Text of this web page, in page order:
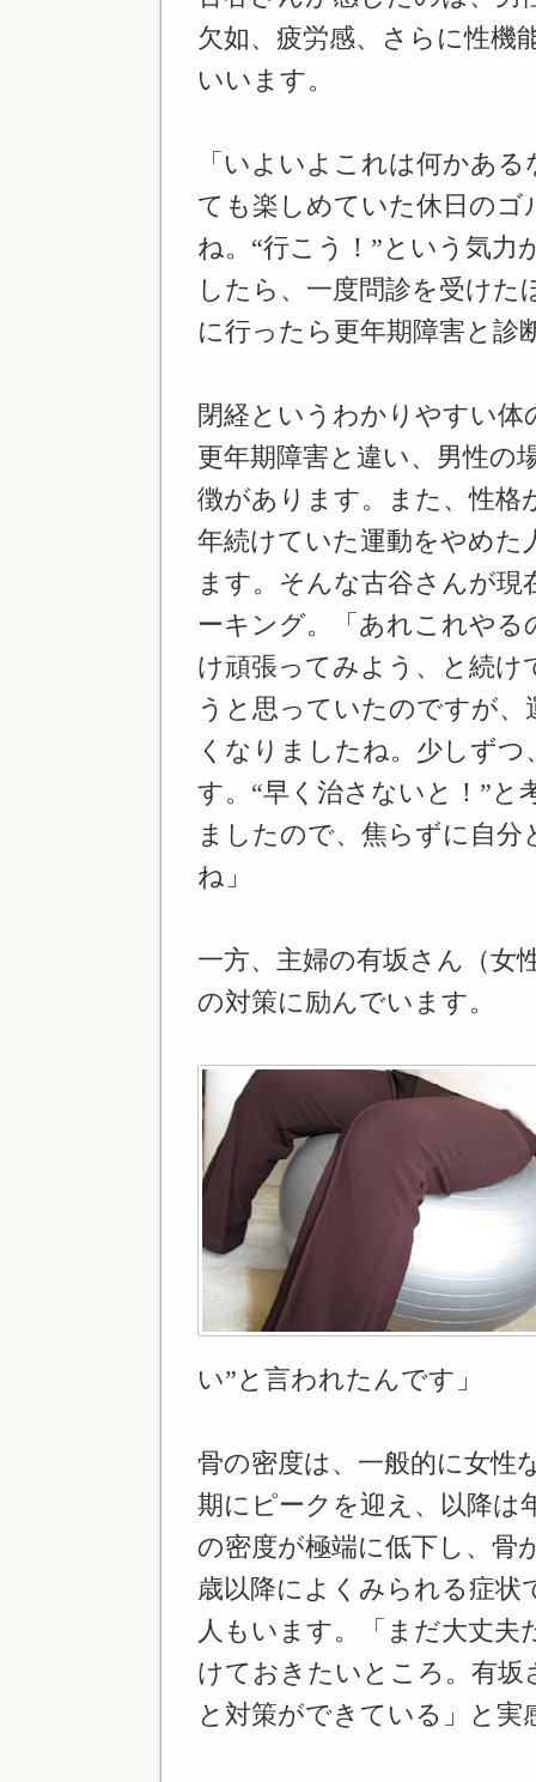
欠如、疲労感、さらに性機
いいます。
「いよいよこれは何かあ
ても楽しめていた休日の
ね。“行こう！”という気
したら、一度問診を受け
に行ったら更年期障害と診
閉経というわかりやすい
更年期障害と違い、男性の
徴があります。また、性格
年続けていた運動をやめ
ます。そんな古谷さんが
ーキング。「あれこれや
け頑張ってみよう、と続
うと思っていたのですが
くなりましたね。少しず
す。“早く治さないと！”と
ましたので、焦らずに自
ね」
一方、主婦の有坂さん（女
の対策に励んでいます。
い”と言われたんです」
骨の密度は、一般的に女性
期にピークを迎え、以降は
の密度が極端に低下し、骨
歳以降によくみられる症状
人もいます。「まだ大丈夫
けておきたいところ。有
と対策ができている」と実